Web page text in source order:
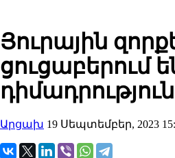
Յուրային
ցուցաբերում
Արցախ 19 Սեպտեմբեր, 2023